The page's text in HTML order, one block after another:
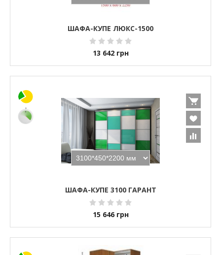
ШАФА-КУПЕ ЛЮКС-1500
13 642 грн
ШАФА-КУПЕ 3100 ГАРАНТ
15 646 грн